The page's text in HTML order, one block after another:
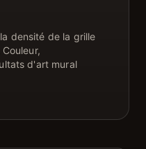
densité de la grille
d'art mural